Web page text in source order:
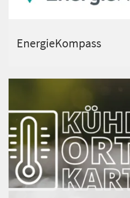
EnergieKompass